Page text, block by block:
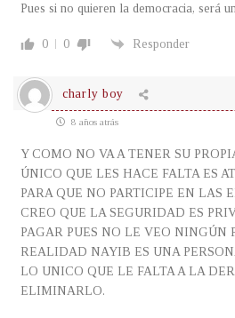
Pues si no quieren la democracia, será
0 0 Responder
charly boy
8 años atrás
Y COMO NO VA A TENER SU
ÚNICO QUE LES HACE FALTA ES
PARA QUE NO PARTICIPE EN LAS
CREO QUE LA SEGURIDAD ES
PAGAR PUES NO LE VEO
REALIDAD NAYIB ES UNA
LO UNICO QUE LE FALTA A LA
ELIMINARLO.